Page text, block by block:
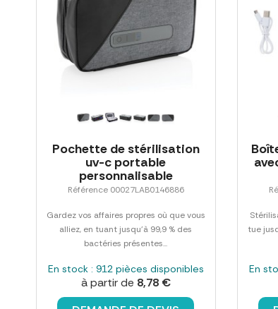
Pochette de stérilisation
uv-c portable
personnalisable
Référence 00027LAB0146886
Gardez vos affaires propres où que vous
alliez, en tuant jusqu'à 99,9 % des
bactéries présentes...
En stock : 912 pièces disponibles
à partir de 8,78 €
tue
En